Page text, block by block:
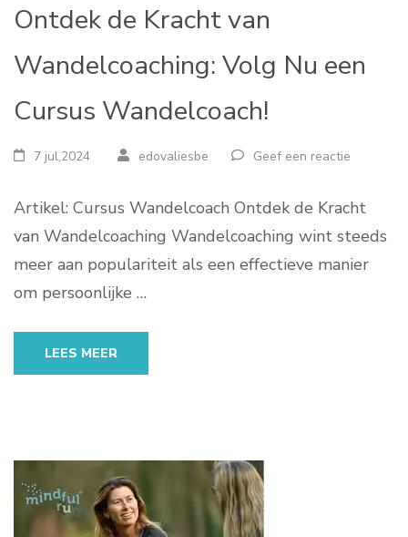
Ontdek de Kracht van
Wandelcoaching: Volg Nu een
Cursus Wandelcoach!
7 jul,2024 edovaliesbe Geef een reactie
Artikel: Cursus Wandelcoach Ontdek de Kracht
van Wandelcoaching Wandelcoaching wint steeds
meer aan populariteit als een effectieve manier
om persoonlijke …
LEES MEER